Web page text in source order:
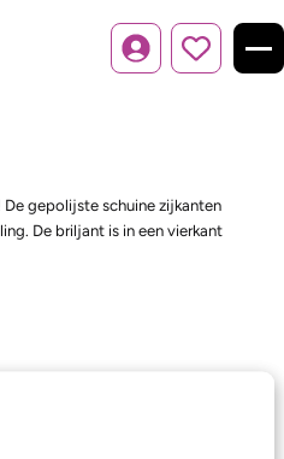
Inloggen
gepolijste schuine zijkanten
De briljant is in een vierkant